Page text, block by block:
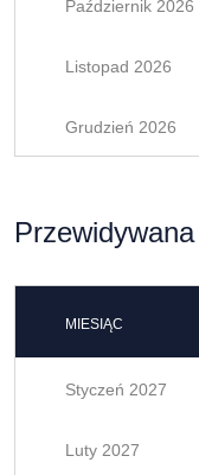
Październik 2026
Listopad 2026
Grudzień 2026
MIESIĄC
Styczeń 2027
Luty 2027